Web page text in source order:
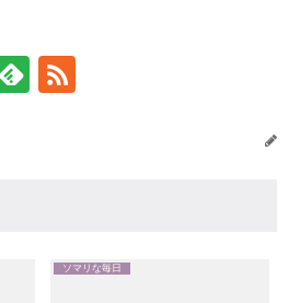
ソマリな毎日